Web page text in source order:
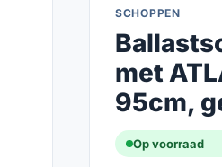
SCHOPPEN
met
95cm,
Op voorraad